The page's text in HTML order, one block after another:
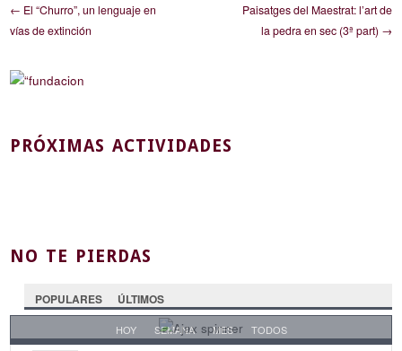
← El “Churro”, un lenguaje en
vías de extinción
Paisatges del Maestrat: l’art de
la pedra en sec (3ª part) →
PRÓXIMAS ACTIVIDADES
NO TE PIERDAS
POPULARES ÚLTIMOS
HOY SEMANA MES TODOS